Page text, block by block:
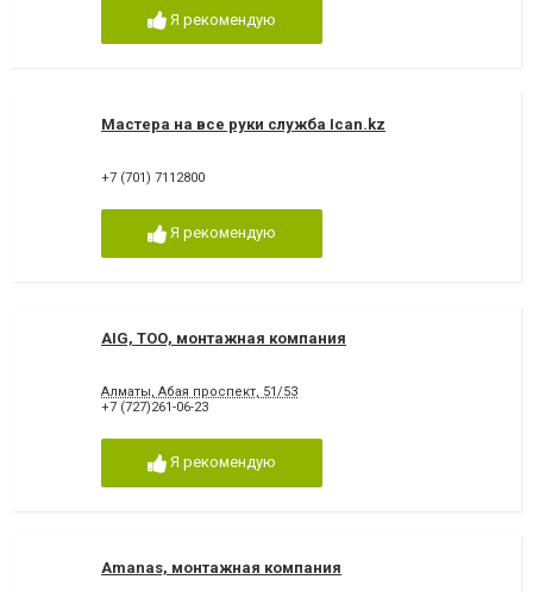
Я рекомендую
Мастера на все руки служба Ican.kz
+7 (701) 7112800
Я рекомендую
AIG, ТОО, монтажная компания
Алматы, Абая проспект, 51/53
+7 (727)261-06-23
Я рекомендую
Amanas, монтажная компания